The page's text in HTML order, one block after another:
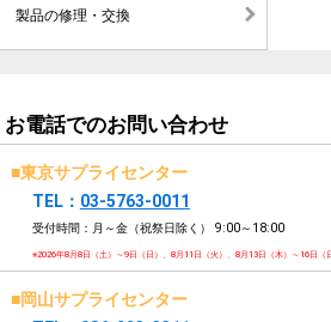
製品の修理・交換
お電話でのお問い合わせ
■東京サプライセンター
TEL： 03-5763-0011
受付時間：月～金（祝祭日除く） 9:00～18:00
※2026年8月8日（土）～9日（日）、8月11日（火）、8月13日（木）～16日（
■岡山サプライセンター